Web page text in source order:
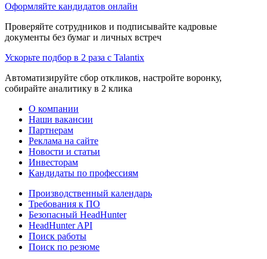
Оформляйте кандидатов онлайн
Проверяйте сотрудников и подписывайте кадровые
документы без бумаг и личных встреч
Ускорьте подбор в 2 раза с Talantix
Автоматизируйте сбор откликов, настройте воронку,
собирайте аналитику в 2 клика
О компании
Наши вакансии
Партнерам
Реклама на сайте
Новости и статьи
Инвесторам
Кандидаты по профессиям
Производственный календарь
Требования к ПО
Безопасный HeadHunter
HeadHunter API
Поиск работы
Поиск по резюме